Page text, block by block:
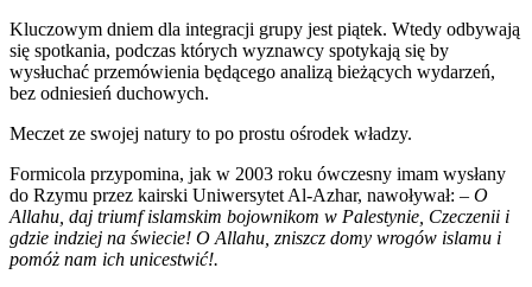
Kluczowym dniem dla integracji grupy jest piątek. Wtedy odbywają
się spotkania, podczas których wyznawcy spotykają się by
wysłuchać przemówienia będącego analizą bieżących wydarzeń,
bez odniesień duchowych.
Meczet ze swojej natury to po prostu ośrodek władzy.
Formicola przypomina, jak w 2003 roku ówczesny imam wysłany
do Rzymu przez kairski Uniwersytet Al-Azhar, nawoływał: – O
Allahu, daj triumf islamskim bojownikom w Palestynie, Czeczenii i
gdzie indziej na świecie! O Allahu, zniszcz domy wrogów islamu i
pomóż nam ich unicestwić!.